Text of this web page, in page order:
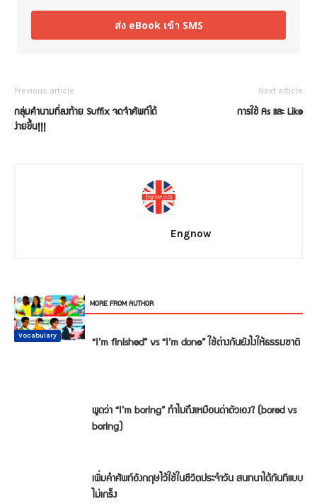
ส่ง eBook เข้า SMS
Previous article
กลุ่มคำนามที่ลงท้าย Suffix จดจำศัพท์ได้
ง่ายขึ้น!!!
Next article
การใช้ As และ Like
Engnow
RELATED ARTICLES MORE FROM AUTHOR
Conversation “I’m finished” vs “I’m done” ใช้ต่างกันยังไงให้ธรรมชาติ
Vocabulary
พูดว่า “I’m boring” ทำไมถึงเหมือนด่าตัวเอง? (bored vs
boring)
Vocabulary
เพิ่มคำศัพท์อังกฤษไว้ใช้ในชีวิตประจำวัน สนทนาได้ทันทีแบบ
ไม่เกร็ง
Vocabulary
Vocabulary
Vocabulary